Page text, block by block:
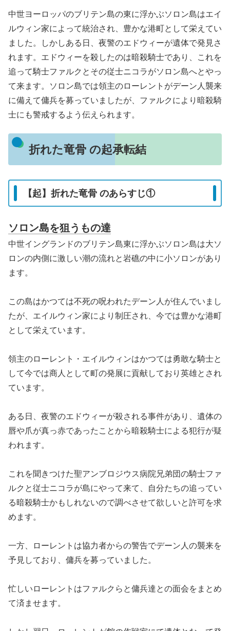
中世ヨーロッパのブリテン島の東に浮かぶソロン島はエイ
ルウィン家によって統治され、豊かな港町として栄えてい
ました。しかしある日、夜警のエドウィーが遺体で発見さ
れます。エドウィーを殺したのは暗殺騎士であり、これを
追って騎士ファルクとその従士ニコラがソロン島へとやっ
て来ます。ソロン島では領主のローレントがデーン人襲来
に備えて傭兵を募っていましたが、ファルクにより暗殺騎
士にも警戒するよう伝えられます。
折れた竜骨 の起承転結
【起】折れた竜骨 のあらすじ①
ソロン島を狙うもの達
中世イングランドのブリテン島東に浮かぶソロン島は大ソ
ロンの内側に激しい潮の流れと岩礁の中に小ソロンがあり
ます。
この島はかつては不死の呪われたデーン人が住んでいまし
たが、エイルウィン家により制圧され、今では豊かな港町
として栄えています。
領主のローレント・エイルウィンはかつては勇敢な騎士と
して今では商人として町の発展に貢献しており英雄とされ
ています。
ある日、夜警のエドウィーが殺される事件があり、遺体の
唇や爪が真っ赤であったことから暗殺騎士による犯行が疑
われます。
これを聞きつけた聖アンブロジウス病院兄弟団の騎士ファ
ルクと従士ニコラが島にやって来て、自分たちの追ってい
る暗殺騎士かもしれないので調べさせて欲しいと許可を求
めます。
一方、ローレントは協力者からの警告でデーン人の襲来を
予見しており、傭兵を募っていました。
忙しいローレントはファルクらと傭兵達との面会をまとめ
て済ませます。